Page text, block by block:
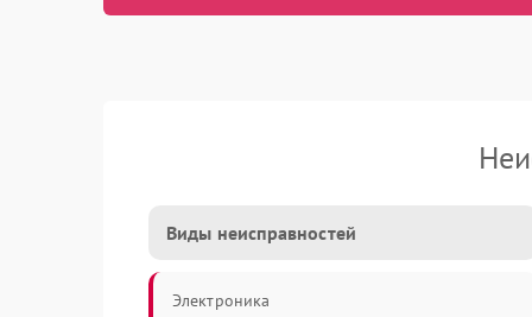
Виды неисправностей
Электроника